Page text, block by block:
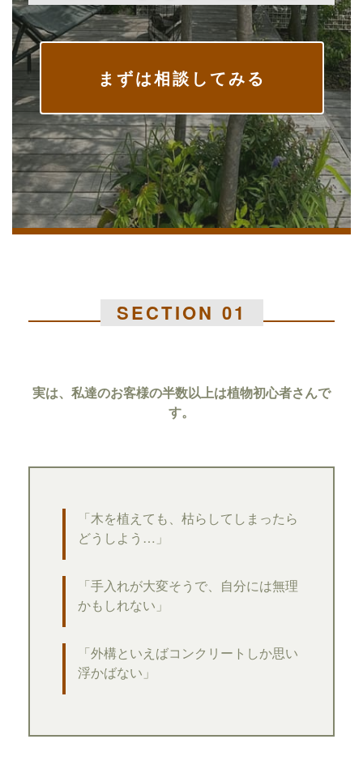
まずは相談してみる
SECTION 01
実は、私達のお客様の半数以上は植物初心者さんで
す。
「木を植えても、枯らしてしまったら
どうしよう…」
「手入れが大変そうで、自分には無理
かもしれない」
「外構といえばコンクリートしか思い
浮かばない」